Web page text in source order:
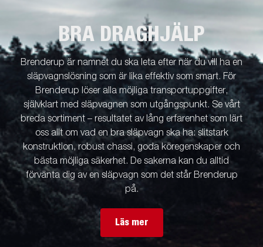
BRA DRAGHJÄLP
Brenderup är namnet du ska leta efter när du vill ha en
släpvagnslösning som är lika effektiv som smart. För
Brenderup löser alla möjliga transportuppgifter,
självklart med släpvagnen som utgångspunkt. Se vårt
breda sortiment – resultatet av lång erfarenhet som lärt
oss allt om vad en bra släpvagn ska ha: slitstark
konstruktion, robust chassi, goda köregenskaper och
bästa möjliga säkerhet. De sakerna kan du alltid
förvänta dig av en släpvagn som det står Brenderup
på.
Läs mer